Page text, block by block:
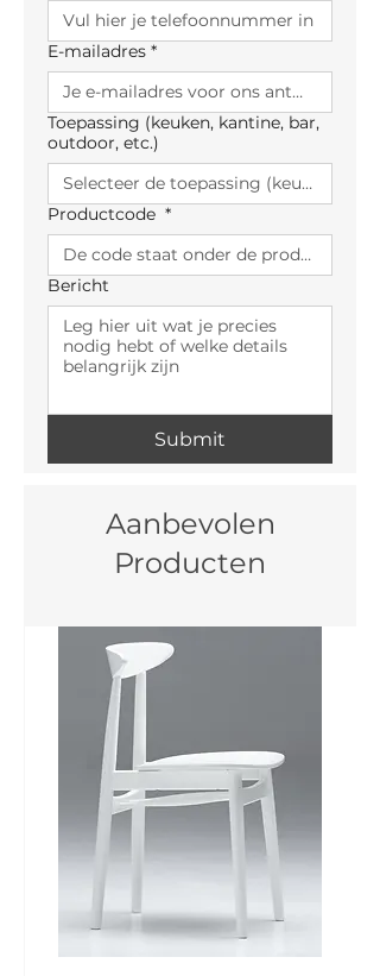
E-mailadres *
Toepassing (keuken, kantine, bar,
outdoor, etc.)
Productcode *
Bericht
Submit
Aanbevolen
Producten